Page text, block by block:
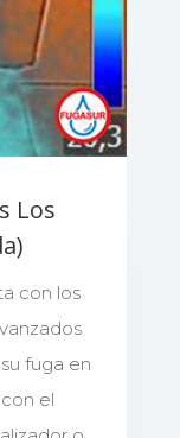
Los
con los
fuga en
con el